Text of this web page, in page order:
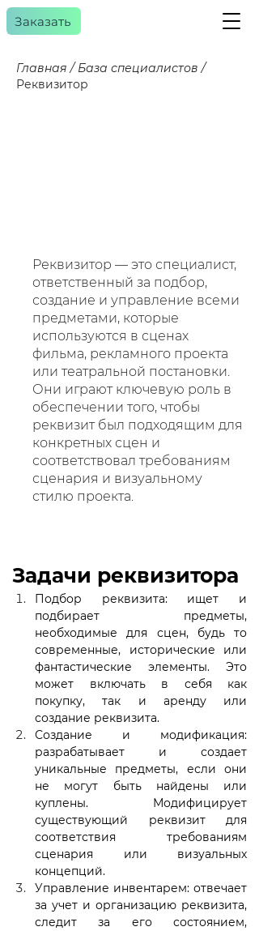
Заказать
Главная / База специалистов /
Реквизитор
Реквизитор — это специалист,
ответственный за подбор,
создание и управление всеми
предметами, которые
используются в сценах
фильма, рекламного проекта
или театральной постановки.
Они играют ключевую роль в
обеспечении того, чтобы
реквизит был подходящим для
конкретных сцен и
соответствовал требованиям
сценария и визуальному
стилю проекта.
Задачи реквизитора
Подбор реквизита: ищет и
подбирает предметы,
необходимые для сцен, будь то
современные, исторические или
фантастические элементы. Это
может включать в себя как
покупку, так и аренду или
создание реквизита.
Создание и модификация:
разрабатывает и создает
уникальные предметы, если они
не могут быть найдены или
куплены. Модифицирует
существующий реквизит для
соответствия требованиям
сценария или визуальных
концепций.
Управление инвентарем: отвечает
за учет и организацию реквизита,
следит за его состоянием,